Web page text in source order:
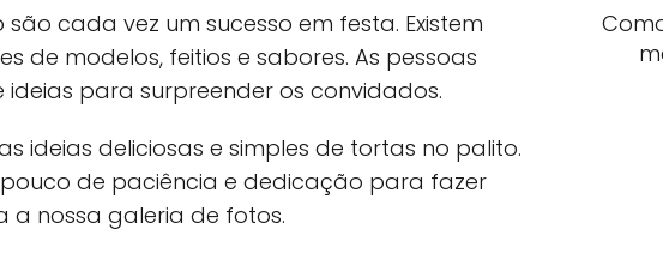
cada vez um sucesso em festa. Existem
de modelos, feitios e sabores. As pessoas
para surpreender os convidados.
ideias deliciosas e simples de tortas no palito.
de paciência e dedicação para fazer
a nossa galeria de fotos.